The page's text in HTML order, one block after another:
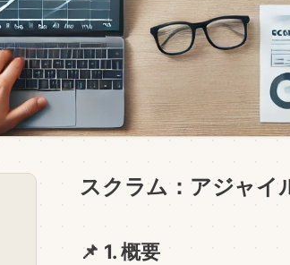
スクラム：アジャイ
📌 1. 概要